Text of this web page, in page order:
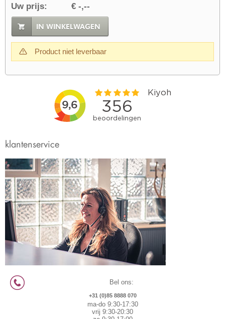
Uw prijs: € -,--
IN WINKELWAGEN
Product niet leverbaar
klantenservice
Bel ons:
+31 (0)85 8888 070
ma-do 9:30-17:30
vrij 9:30-20:30